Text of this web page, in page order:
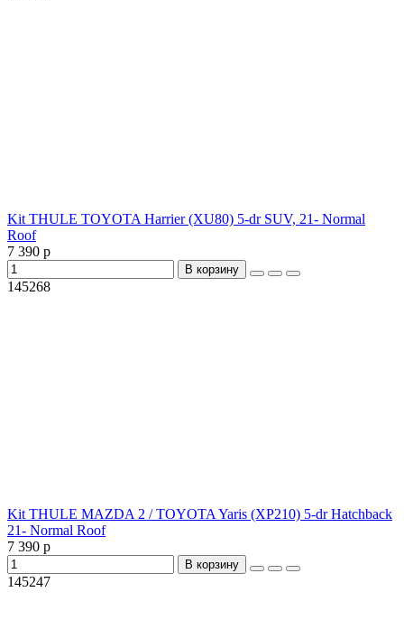
Kit THULE TOYOTA Harrier (XU80) 5-dr SUV, 21- Normal
Roof
7 390 р
В корзину
145268
Kit THULE MAZDA 2 / TOYOTA Yaris (XP210) 5-dr Hatchback
21- Normal Roof
7 390 р
В корзину
145247